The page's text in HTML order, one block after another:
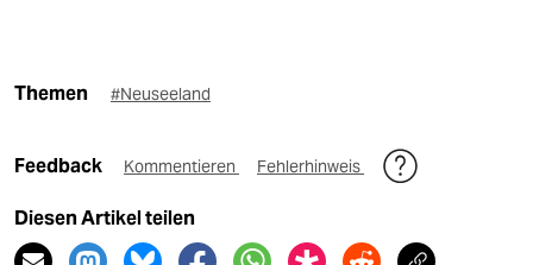
Themen #Neuseeland
Feedback Kommentieren Fehlerhinweis
Diesen Artikel teilen